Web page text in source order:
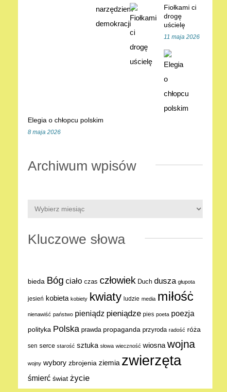
Fiołkami ci
drogę
uścielę
11 maja 2026
Elegia o chłopcu polskim
8 maja 2026
Archiwum wpisów
Kluczowe słowa
bieda Bóg ciało czas człowiek Duch dusza głupota
jesień kobieta kobiety kwiaty ludzie media miłośċ
nienawiść państwo pieniądz pieniądze pies poeta poezja
polityka Polska prawda propaganda przyroda radość róża
sen serce starość sztuka słowa wieczność wiosna wojna
wojny wybory zbrojenia ziemia zwierzęta
śmierć świat życie